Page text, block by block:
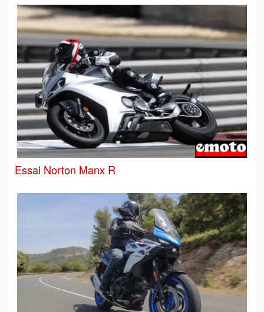
Essai Norton Manx R